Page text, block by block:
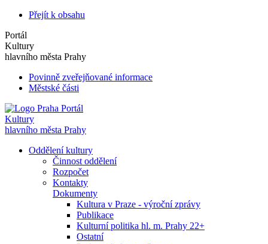
Přejít k obsahu
Portál
Kultury
hlavního města Prahy
Povinně zveřejňované informace
Městské části
Portál
Kultury
hlavního města Prahy
Oddělení kultury
Činnost oddělení
Rozpočet
Kontakty
Dokumenty
Kultura v Praze - výroční zprávy
Publikace
Kulturní politika hl. m. Prahy 22+
Ostatní